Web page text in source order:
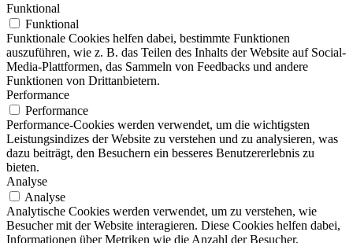
Funktional
Funktional
Funktionale Cookies helfen dabei, bestimmte Funktionen
auszuführen, wie z. B. das Teilen des Inhalts der Website auf Social-
Media-Plattformen, das Sammeln von Feedbacks und andere
Funktionen von Drittanbietern.
Performance
Performance
Performance-Cookies werden verwendet, um die wichtigsten
Leistungsindizes der Website zu verstehen und zu analysieren, was
dazu beiträgt, den Besuchern ein besseres Benutzererlebnis zu
bieten.
Analyse
Analyse
Analytische Cookies werden verwendet, um zu verstehen, wie
Besucher mit der Website interagieren. Diese Cookies helfen dabei,
Informationen über Metriken wie die Anzahl der Besucher,